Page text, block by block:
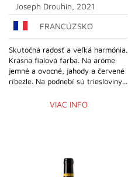
Joseph Drouhin, 2021
FRANCÚZSKO
Skutočná radosť a veľká harmónia.
Krásna fialová farba. Na aróme
jemné a ovocné, jahody a červené
ríbezle. Na podnebí sú triesloviny...
VIAC INFO